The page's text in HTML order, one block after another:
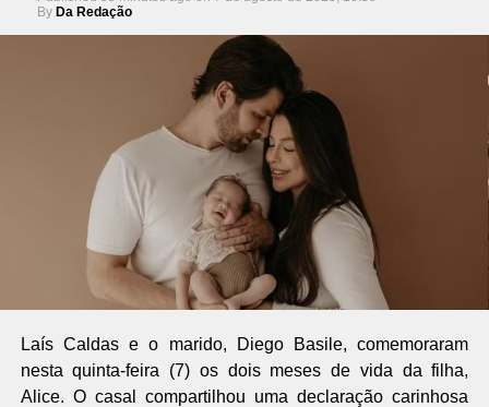
By Da Redação
Laís Caldas e o marido, Diego Basile, comemoraram
nesta quinta-feira (7) os dois meses de vida da filha,
Alice. O casal compartilhou uma declaração carinhosa